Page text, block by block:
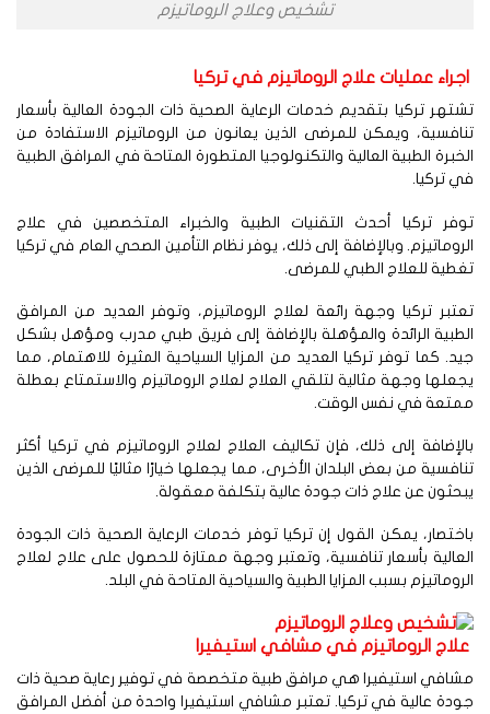
تشخيص وعلاج الروماتيزم
عمليات علاج الروماتيزم في تركيا
تركيا بتقديم خدمات الرعاية الصحية ذات الجودة العالية بأسعار
ويمكن للمرضى الذين يعانون من الروماتيزم الاستفادة من
الطبية العالية والتكنولوجيا المتطورة المتاحة في المرافق الطبية
تركيا.
تركيا أحدث التقنيات الطبية والخبراء المتخصصين في علاج
وبالإضافة إلى ذلك، يوفر نظام التأمين الصحي العام في تركيا
للعلاج الطبي للمرضى.
تركيا وجهة رائعة لعلاج الروماتيزم، وتوفر العديد من المرافق
الرائدة والمؤهلة بالإضافة إلى فريق طبي مدرب ومؤهل بشكل
كما توفر تركيا العديد من المزايا السياحية المثيرة للاهتمام، مما
وجهة مثالية لتلقي العلاج لعلاج الروماتيزم والاستمتاع بعطلة
في نفس الوقت.
إلى ذلك، فإن تكاليف العلاج لعلاج الروماتيزم في تركيا أكثر
من بعض البلدان الأخرى، مما يجعلها خيارًا مثاليًا للمرضى الذين
عن علاج ذات جودة عالية بتكلفة معقولة.
يمكن القول إن تركيا توفر خدمات الرعاية الصحية ذات الجودة
بأسعار تنافسية، وتعتبر وجهة ممتازة للحصول على علاج لعلاج
بسبب المزايا الطبية والسياحية المتاحة في البلد.
الروماتيزم في مشافي استيفيرا
استيفيرا هي مرافق طبية متخصصة في توفير رعاية صحية ذات
عالية في تركيا. تعتبر مشافي استيفيرا واحدة من أفضل المرافق